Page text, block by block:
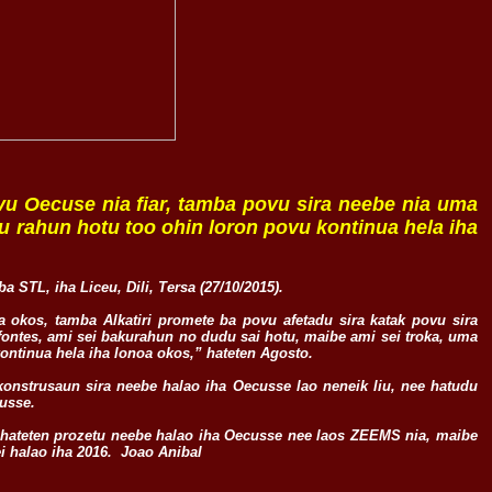
Oecuse nia fiar, tamba povu sira neebe nia uma
rahun hotu too ohin loron povu kontinua hela iha
STL, iha Liceu, Dili, Tersa (27/10/2015).
tamba Alkatiri promete ba povu afetadu sira katak povu sira
ami sei bakurahun no dudu sai hotu, maibe ami sei troka, uma
hela iha lonoa okos,” hateten Agosto.
sira neebe halao iha Oecusse lao neneik liu, nee hatudu
prozetu neebe halao iha Oecusse nee laos ZEEMS nia, maibe
halao iha 2016. Joao Anibal